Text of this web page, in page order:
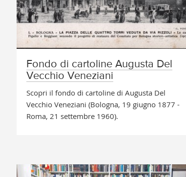
Fondo di cartoline Augusta Del
Vecchio Veneziani
Scopri il fondo di cartoline di Augusta Del
Vecchio Veneziani (Bologna, 19 giugno 1877 -
Roma, 21 settembre 1960).